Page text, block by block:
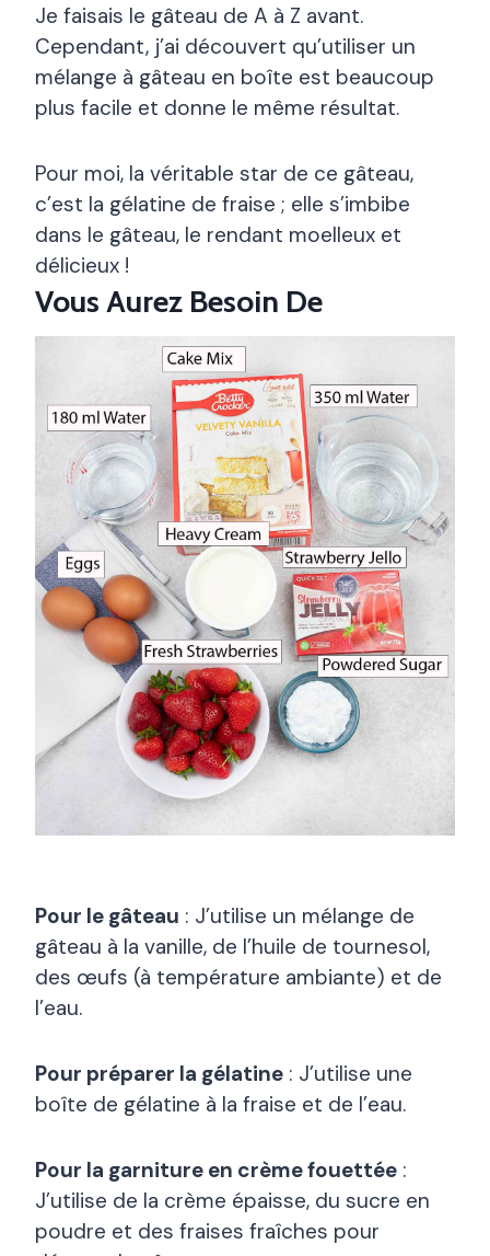
Je faisais le gâteau de A à Z avant.
Cependant, j’ai découvert qu’utiliser un
mélange à gâteau en boîte est beaucoup
plus facile et donne le même résultat.
Pour moi, la véritable star de ce gâteau,
c’est la gélatine de fraise ; elle s’imbibe
dans le gâteau, le rendant moelleux et
délicieux !
Vous Aurez Besoin De
Pour le gâteau : J’utilise un mélange de
gâteau à la vanille, de l’huile de tournesol,
des œufs (à température ambiante) et de
l’eau.
Pour préparer la gélatine : J’utilise une
boîte de gélatine à la fraise et de l’eau.
Pour la garniture en crème fouettée :
J’utilise de la crème épaisse, du sucre en
poudre et des fraises fraîches pour